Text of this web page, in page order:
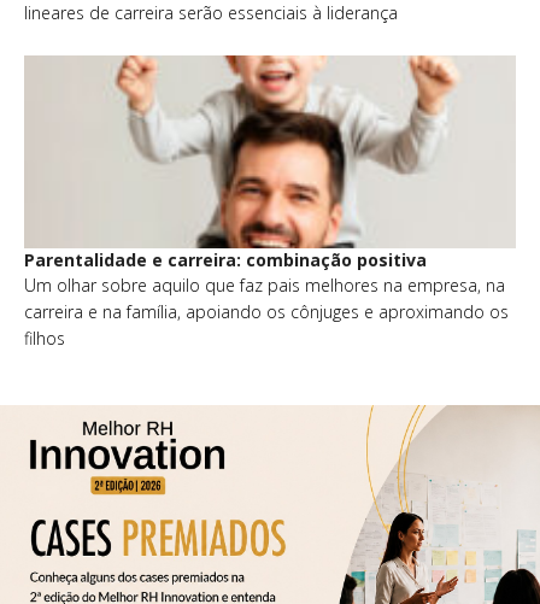
lineares de carreira serão essenciais à liderança
Parentalidade e carreira: combinação positiva
Um olhar sobre aquilo que faz pais melhores na empresa, na
carreira e na família, apoiando os cônjuges e aproximando os
filhos